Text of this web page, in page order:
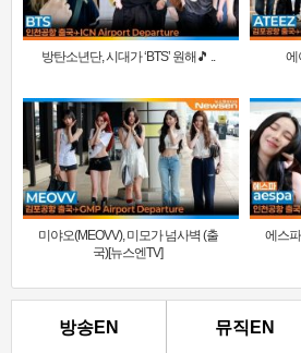
방탄소년단, 시대가 ‘BTS’ 원해🎵 .. 에
미야오(MEOVV), 미모가 넘사벽 (출
국)[뉴스엔TV]
에스
방송EN 뮤직EN